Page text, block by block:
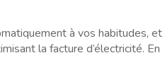
à vos habitudes, et
la facture d’électricité. En